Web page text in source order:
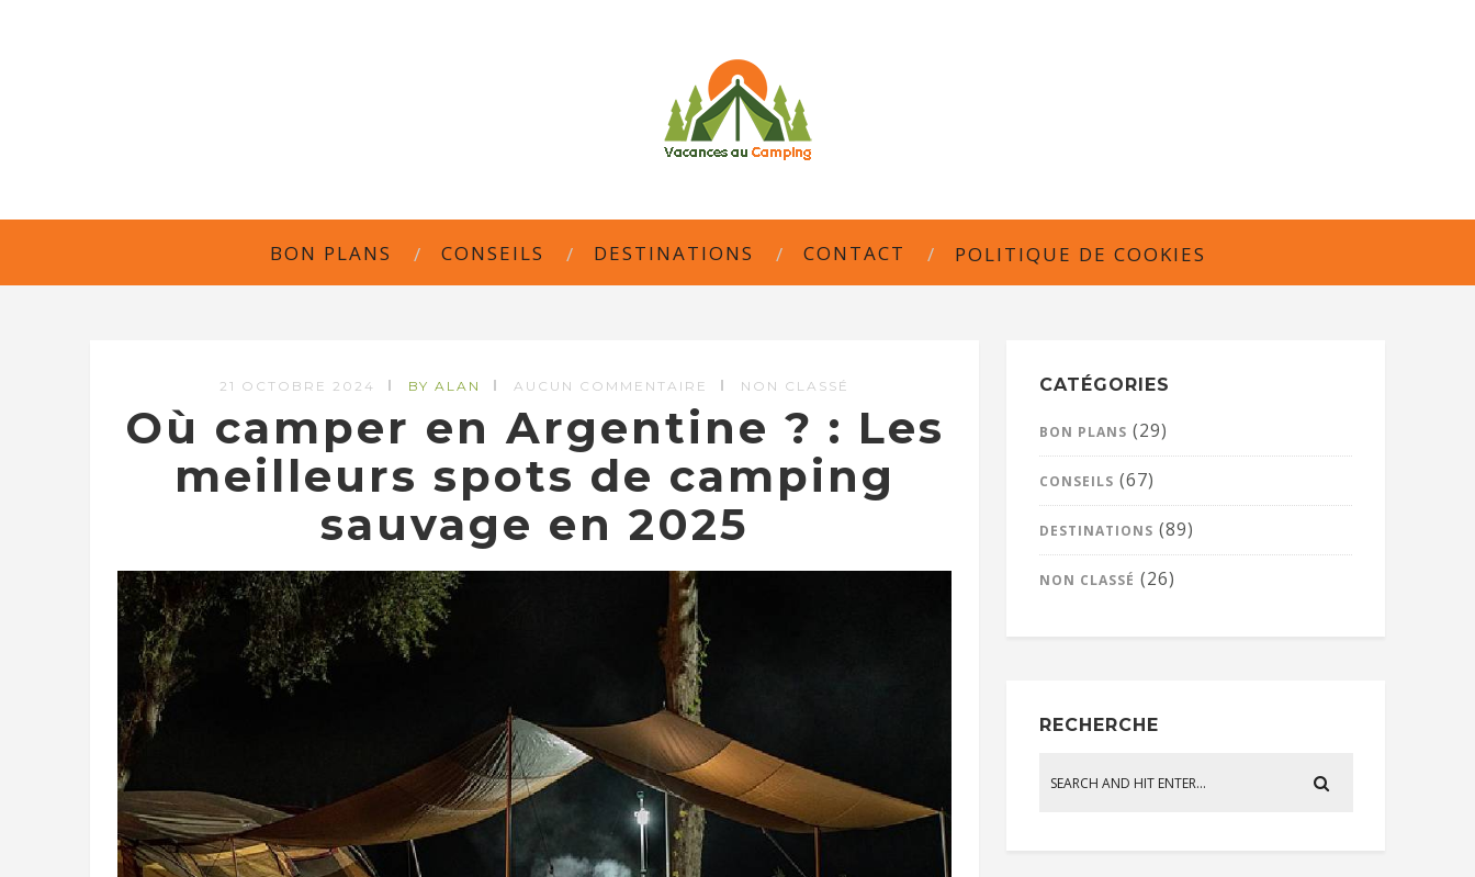
BON PLANS CONSEILS DESTINATIONS CONTACT POLITIQUE DE COOKIES
21 OCTOBRE 2024 BY ALAN AUCUN COMMENTAIRE NON CLASSÉ
Où camper en Argentine ? : Les
meilleurs spots de camping
sauvage en 2025
CATÉGORIES
BON PLANS (29)
CONSEILS (67)
DESTINATIONS (89)
NON CLASSÉ (26)
RECHERCHE